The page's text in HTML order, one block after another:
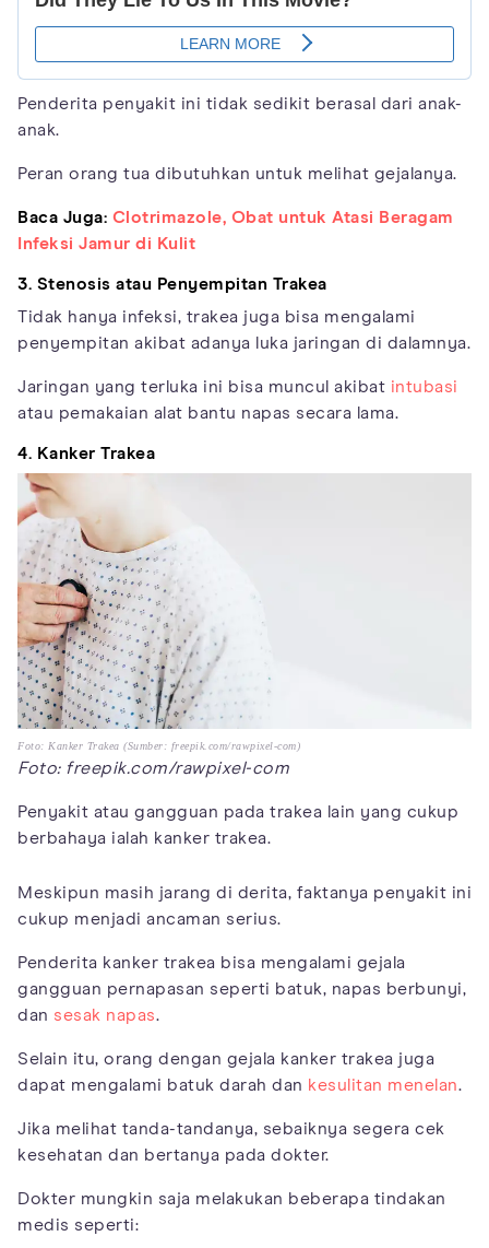
Penderita penyakit ini tidak sedikit berasal dari anak-
anak.
Peran orang tua dibutuhkan untuk melihat gejalanya.
Baca Juga: Clotrimazole, Obat untuk Atasi Beragam
Infeksi Jamur di Kulit
3. Stenosis atau Penyempitan Trakea
Tidak hanya infeksi, trakea juga bisa mengalami
penyempitan akibat adanya luka jaringan di dalamnya.
Jaringan yang terluka ini bisa muncul akibat intubasi
atau pemakaian alat bantu napas secara lama.
4. Kanker Trakea
Foto: Kanker Trakea (Sumber: freepik.com/rawpixel-com)
Foto: freepik.com/rawpixel-com
Penyakit atau gangguan pada trakea lain yang cukup
berbahaya ialah kanker trakea.
Meskipun masih jarang di derita, faktanya penyakit ini
cukup menjadi ancaman serius.
Penderita kanker trakea bisa mengalami gejala
gangguan pernapasan seperti batuk, napas berbunyi,
dan sesak napas.
Selain itu, orang dengan gejala kanker trakea juga
dapat mengalami batuk darah dan kesulitan menelan.
Jika melihat tanda-tandanya, sebaiknya segera cek
kesehatan dan bertanya pada dokter.
Dokter mungkin saja melakukan beberapa tindakan
medis seperti: